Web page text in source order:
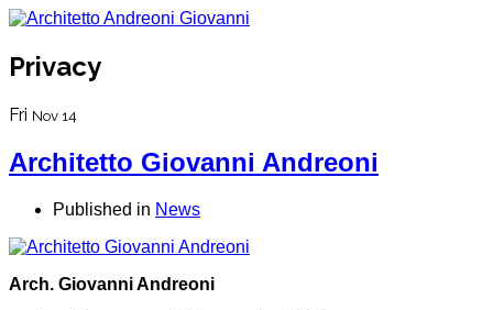
Privacy
Fri Nov 14
Architetto Giovanni Andreoni
Published in News
Arch. Giovanni Andreoni